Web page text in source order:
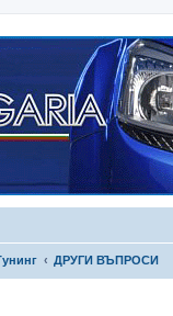
ДРУГИ ВЪПРОСИ